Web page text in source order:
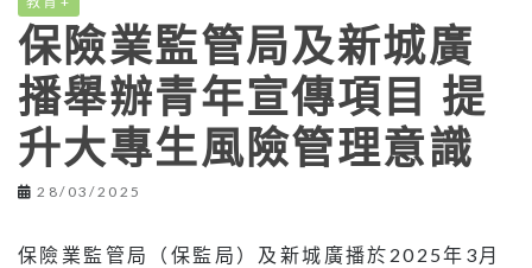
保險業監管局及新城廣
播舉辦青年宣傳項目 提
升大專生風險管理意識
28/03/2025
保險業監管局（保監局）及新城廣播於2025年3月